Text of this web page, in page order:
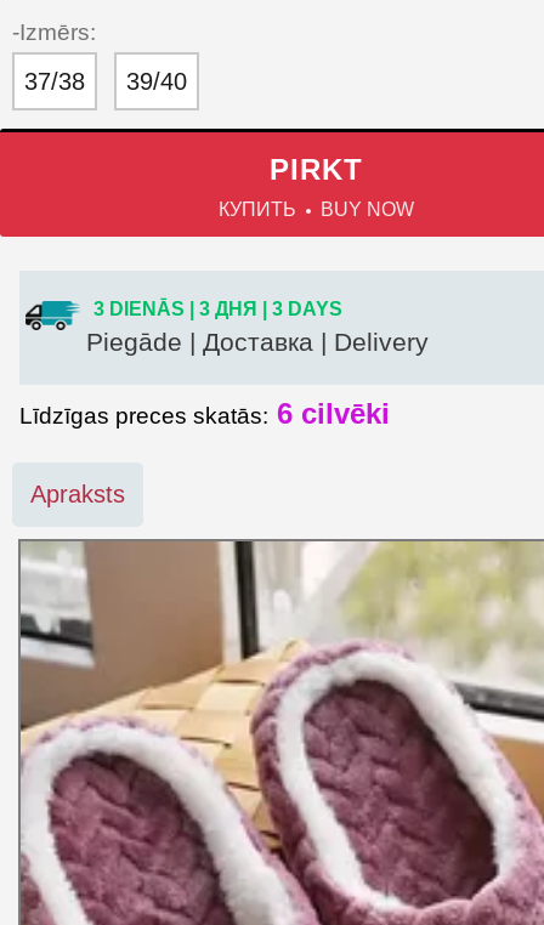
-Izmērs:
37/38 39/40
PIRKT
КУПИТЬ BUY NOW
3 DIENĀS | 3 ДНЯ | 3 DAYS
Piegāde | Доставка | Delivery
Līdzīgas preces skatās: 6 cilvēki
Apraksts